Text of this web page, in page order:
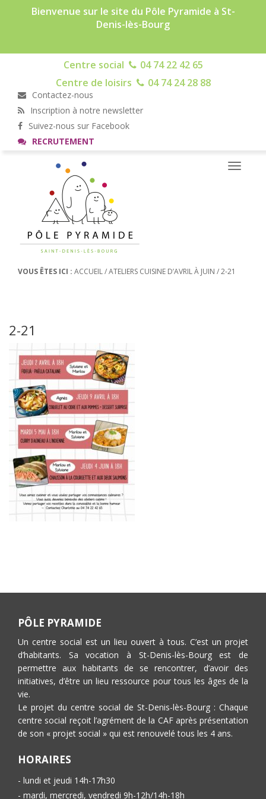
Bienvenue sur le site du Pôle Pyramide à St-
Denis-lès-Bourg
Centre social
04 74 22 42 65
Centre de loisirs
04 74 24 28 88
Contactez-nous
Inscription à notre newsletter
Suivez-nous sur Facebook
RECRUTEMENT
Toggle
VOUS ÊTES ICI : ACCUEIL/ATELIERS CUISINE D’AVRIL À JUIN /2-21
2-21
PÔLE PYRAMIDE
Un centre social est un lieu ouvert à tous. C’est un projet
d’habitants. Sa vocation à St-Denis-lès-Bourg est de
permettre aux habitants de se rencontrer, d’avoir des
initiatives, d’être un lieu ressource pour tous les âges de la
vie.
Le projet du centre social de St-Denis-lès-Bourg : Chaque
centre social reçoit l’agrément de la CAF après présentation
de son « projet social » qui est renouvelé tous les 4 ans.
HORAIRES
- lundi et jeudi 14h-17h30
- mardi, mercredi, vendredi 9h-12h/14h-18h